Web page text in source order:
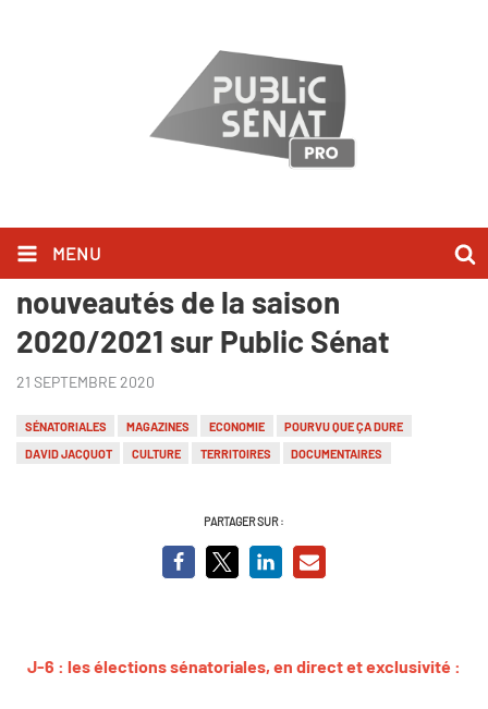
MENU
Les Sénatoriales 2020 et les
nouveautés de la saison
2020/2021 sur Public Sénat
21 SEPTEMBRE 2020
SÉNATORIALES MAGAZINES ECONOMIE
POURVU QUE ÇA DURE
DAVID JACQUOT
CULTURE TERRITOIRES DOCUMENTAIRES
PARTAGER SUR :
J-6 : les élections sénatoriales, en direct et exclusivité :